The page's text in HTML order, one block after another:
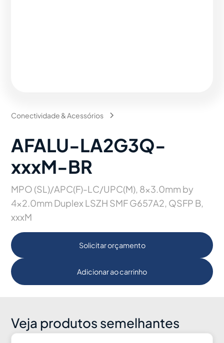
Conectividade & Acessórios
AFALU-LA2G3Q-
xxxM-BR
MPO (SL)/APC(F)-LC/UPC(M), 8x3.0mm by
4x2.0mm Duplex LSZH SMF G657A2, QSFP B,
xxxM
Solicitar orçamento
Adicionar ao carrinho
Veja produtos semelhantes